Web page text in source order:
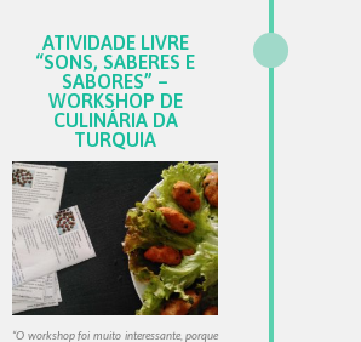
ATIVIDADE LIVRE
“SONS, SABERES E
SABORES” –
WORKSHOP DE
CULINÁRIA DA
TURQUIA
“O workshop foi muito interessante, porque